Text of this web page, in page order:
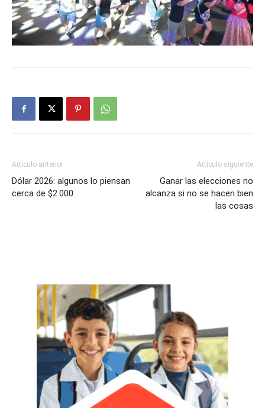
Artículo anterior
Dólar 2026: algunos lo piensan
cerca de $2.000
Artículo siguiente
Ganar las elecciones no
alcanza si no se hacen bien
las cosas